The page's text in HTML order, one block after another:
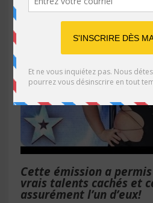
Cette émission a
vrais talents cachés et
assurément l’un d’eux!